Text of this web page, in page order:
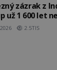
zázrak z
už 1 600 let
2.5TIS